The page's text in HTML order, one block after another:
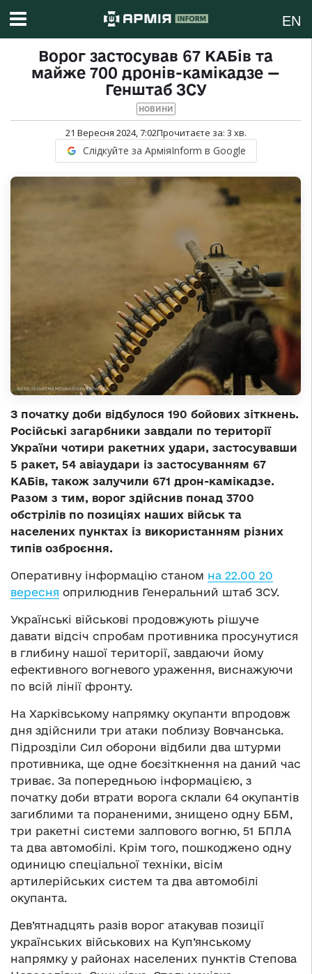
EN
Ворог застосував 67 КАБів та
майже 700 дронів-камікадзе —
Генштаб ЗСУ
НОВИНИ
21 Вересня 2024, 7:02Прочитаєте за: 3 хв.
Слідкуйте за АрміяInform в Google
З початку доби відбулося 190 бойових зіткнень.
Російські загарбники завдали по території
України чотири ракетних удари, застосувавши
5 ракет, 54 авіаудари із застосуванням 67
КАБів, також залучили 671 дрон-камікадзе.
Разом з тим, ворог здійснив понад 3700
обстрілів по позиціях наших військ та
населених пунктах із використанням різних
типів озброєння.
Оперативну інформацію станом на 22.00 20
вересня оприлюднив Генеральний штаб ЗСУ.
Українські військові продовжують рішуче
давати відсіч спробам противника просунутися
в глибину нашої території, завдаючи йому
ефективного вогневого ураження, виснажуючи
по всій лінії фронту.
На Харківському напрямку окупанти впродовж
дня здійснили три атаки поблизу Вовчанська.
Підрозділи Сил оборони відбили два штурми
противника, ще одне боєзіткнення на даний час
триває. За попередньою інформацією, з
початку доби втрати ворога склали 64 окупантів
загиблими та пораненими, знищено одну ББМ,
три ракетні системи залпового вогню, 51 БПЛА
та два автомобілі. Крім того, пошкоджено одну
одиницю спеціальної техніки, вісім
артилерійських систем та два автомобілі
окупанта.
Дев’ятнадцять разів ворог атакував позиції
українських військових на Куп’янському
напрямку у районах населених пунктів Степова